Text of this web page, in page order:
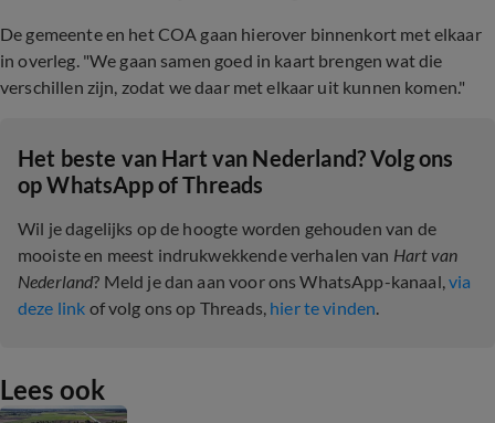
De gemeente en het COA gaan hierover binnenkort met elkaar
in overleg. "We gaan samen goed in kaart brengen wat die
verschillen zijn, zodat we daar met elkaar uit kunnen komen."
Het beste van Hart van Nederland? Volg ons
op WhatsApp of Threads
Wil je dagelijks op de hoogte worden gehouden van de
mooiste en meest indrukwekkende verhalen van Hart van
Nederland? Meld je dan aan voor ons WhatsApp-kanaal,via
deze link of volg ons op Threads, hier te vinden.
Lees ook